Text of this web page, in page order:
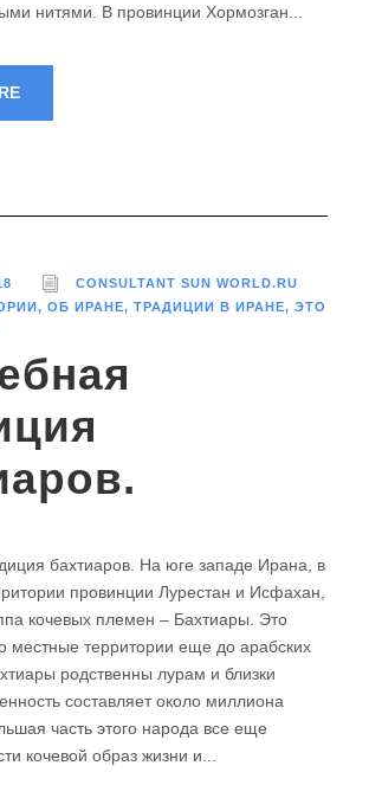
нитями. В провинции Хормозган...
CONSULTANT SUN WORLD.RU
, ОБ ИРАНЕ, ТРАДИЦИИ В ИРАНЕ, ЭТО
бахтиаров. На юге западе Ирана, в
провинции Лурестан и Исфахан,
кочевых племен – Бахтиары. Это
местные территории еще до арабских
родственны лурам и близки
составляет около миллиона
часть этого народа все еще
кочевой образ жизни и...